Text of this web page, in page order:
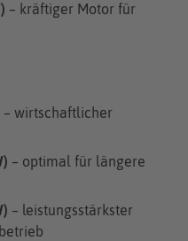
– kräftiger Motor für
– wirtschaftlicher
– optimal für längere
– leistungsstärkster